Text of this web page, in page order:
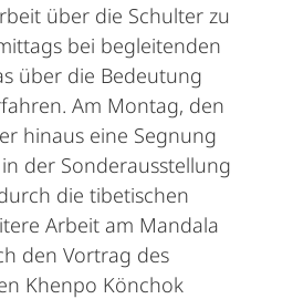
über die Schulter zu
bei begleitenden
über die Bedeutung
Am Montag, den
hinaus eine Segnung
der Sonderausstellung
die tibetischen
Arbeit am Mandala
den Vortrag des
Khenpo Könchok